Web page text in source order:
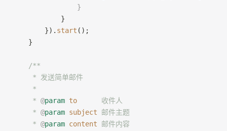
                }
            }
        }).
start ();
    }
    /**
     * 发送简单邮件
     *
     *
@param to
      收件人
     *
@param subject 邮件主题
     *
@param content 邮件内容